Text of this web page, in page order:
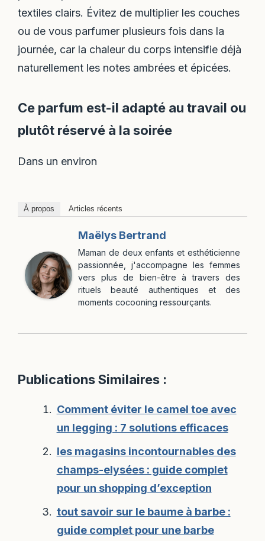
textiles clairs. Évitez de multiplier les couches
ou de vous parfumer plusieurs fois dans la
journée, car la chaleur du corps intensifie déjà
naturellement les notes ambrées et épicées.
Ce parfum est-il adapté au travail ou
plutôt réservé à la soirée
Dans un environ
À propos Articles récents
Maëlys Bertrand
Maman de deux enfants et esthéticienne
passionnée, j'accompagne les femmes
vers plus de bien-être à travers des
rituels beauté authentiques et des
moments cocooning ressourçants.
Publications Similaires :
Comment éviter le camel toe avec
un legging : 7 solutions efficaces
les magasins incontournables des
champs-elysées : guide complet
pour un shopping d’exception
tout savoir sur le baume à barbe :
guide complet pour une barbe